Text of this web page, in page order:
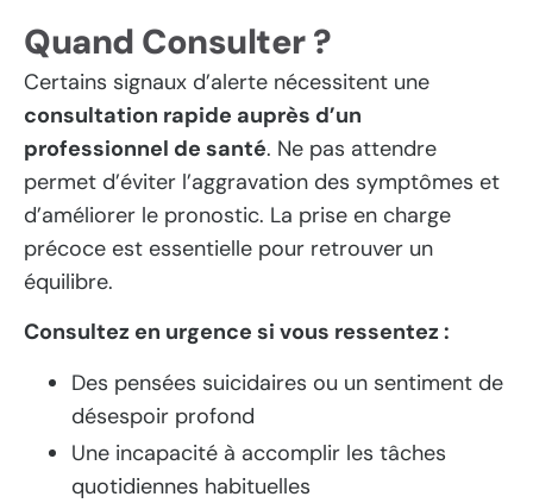
Quand Consulter ?
Certains signaux d’alerte nécessitent une
consultation rapide auprès d’un
professionnel de santé. Ne pas attendre
permet d’éviter l’aggravation des symptômes et
d’améliorer le pronostic. La prise en charge
précoce est essentielle pour retrouver un
équilibre.
Consultez en urgence si vous ressentez :
Des pensées suicidaires ou un sentiment de
désespoir profond
Une incapacité à accomplir les tâches
quotidiennes habituelles